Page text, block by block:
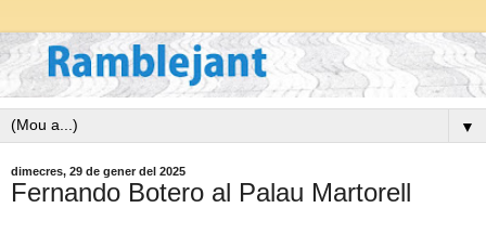
▼
dimecres, 29 de gener del 2025
Fernando Botero al Palau Martorell